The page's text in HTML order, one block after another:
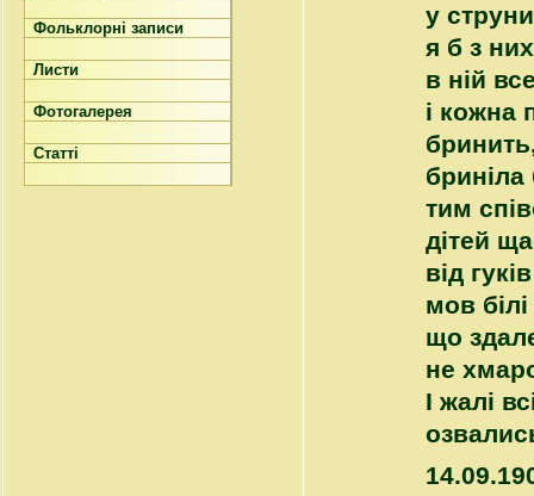
Фольклорні записи
Листи
Фотогалерея
Статті
у
я б з
в ній
і кожна
бриніла
тим
дітей
від
мов
що
не
І жалі